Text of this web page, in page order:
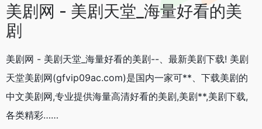
美剧网 - 美剧天堂_海量好看的美
剧
美剧网 - 美剧天堂_海量好看的美剧--、最新美剧下载! 美剧
天堂美剧网(gfvip09ac.com)是国内一家可**、下载美剧的
中文美剧网,专业提供海量高清好看的美剧,美剧**,美剧下载,
各类精彩……